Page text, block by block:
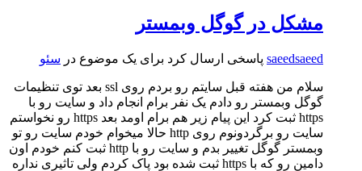
مشکل در گوگل وبمستر
saeedsaeed پاسخی ارسال کرد برای یک موضوع در سئو
سلام من هفته قبل سایتم رو بردم روی ssl بعد توی تنظیمات
گوگل وبمستر رو دادم یک نفر برام انجام داد و سایت رو با
https ثبت کرد این پیام زیر هم برام اومد بعد https رو نخواستم
سایت رو برگردونوم روی http حالا میخوام خودم سایت رو تو
وبمستر گوگل تغییر بدم و سایت رو با http ثبت کنم خودم اون
دامین رو که با https ثبت شده بود پاک کردم ولی تاثیری نداره